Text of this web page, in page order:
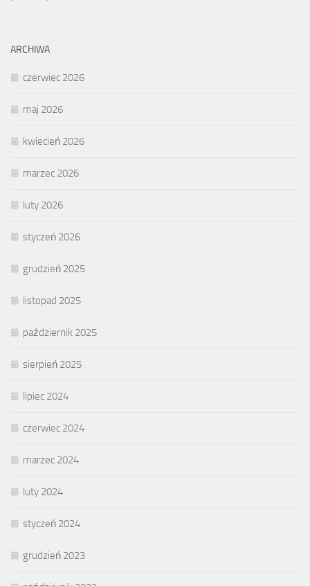
ARCHIWA
czerwiec 2026
maj 2026
kwiecień 2026
marzec 2026
luty 2026
styczeń 2026
grudzień 2025
listopad 2025
październik 2025
sierpień 2025
lipiec 2024
czerwiec 2024
marzec 2024
luty 2024
styczeń 2024
grudzień 2023